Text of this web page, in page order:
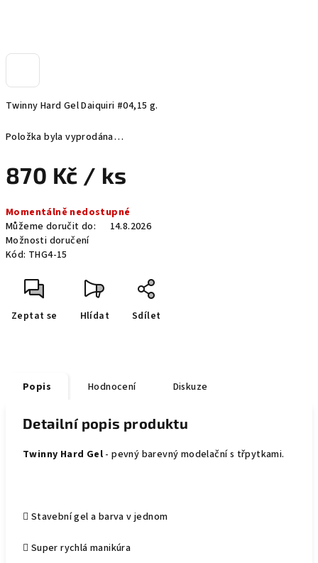
Twinny Hard Gel Daiquiri #04,15 g.
Položka byla vyprodána…
870 Kč / ks
cena:
Momentálně nedostupné
Můžeme doručit do:
14.8.2026
Možnosti doručení
Kód: THG4-15
Zeptat se Hlídat Sdílet
Popis Hodnocení Diskuze
Detailní popis produktu
Twinny Hard Gel - pevný barevný modelační s třpytkami.
 Stavební gel a barva v jednom
 Super rychlá manikúra